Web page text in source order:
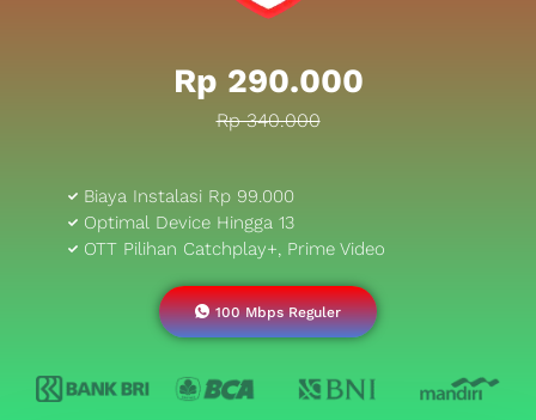
Rp 290.000
Rp 340.000
Biaya Instalasi Rp 99.000
Optimal Device Hingga 13
OTT Pilihan Catchplay+, Prime Video
100 Mbps Reguler